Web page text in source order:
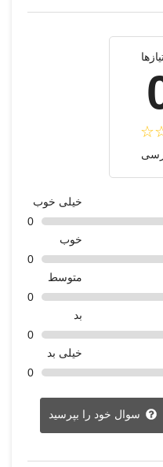
خیلی خوب
0
خوب
0
متوسط
0
بد
0
خیلی بد
0
سوال خود را بپرسید